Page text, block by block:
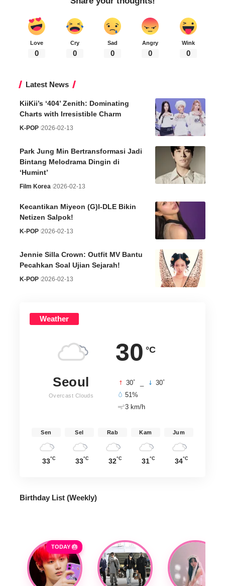
Love
0
Cry
0
Sad
0
Angry
0
Wink
0
Latest News
KiiKii’s ‘404’ Zenith: Dominating
Charts with Irresistible Charm
K-POP 2026-02-13
Park Jung Min Bertransformasi Jadi
Bintang Melodrama Dingin di
‘Humint’
Film Korea 2026-02-13
Kecantikan Miyeon (G)I-DLE Bikin
Netizen Salpok!
K-POP 2026-02-13
Jennie Silla Crown: Outfit MV Bantu
Pecahkan Soal Ujian Sejarah!
K-POP 2026-02-13
Weather
30 °C
Seoul
Overcast Clouds
30° 30°
51%
3 km/h
Sen
33°C
Sel
33°C
Rab
32°C
Kam
31°C
Jum
34°C
Birthday List (Weekly)
TODAY 🎂